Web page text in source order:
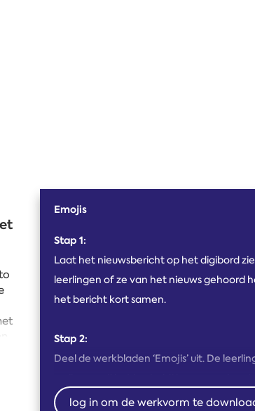
Emojis
Stap 1:
Laat het nieuwsbericht op het digibord
leerlingen of ze van het nieuws gehoord
het bericht kort samen.
Stap 2:
Deel de werkbladen ‘Emojis’ uit. De
nieuwsbericht horen.
log in om de werkvorm te